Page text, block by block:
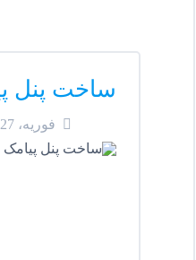
ساخت پنل
فوریه، 27، 2022